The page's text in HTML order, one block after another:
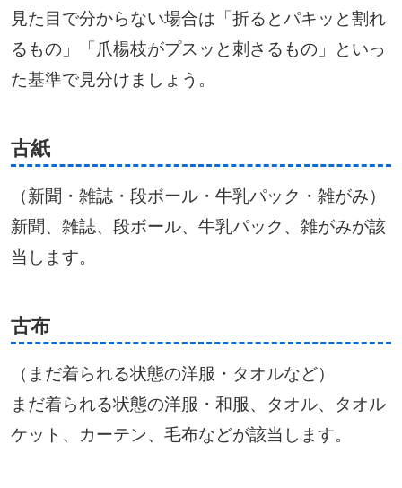
見た目で分からない場合は「折るとパキッと割れ
るもの」「爪楊枝がプスッと刺さるもの」といっ
た基準で見分けましょう。
古紙
（新聞・雑誌・段ボール・牛乳パック・雑がみ）
新聞、雑誌、段ボール、牛乳パック、雑がみが該
当します。
古布
（まだ着られる状態の洋服・タオルなど）
まだ着られる状態の洋服・和服、タオル、タオル
ケット、カーテン、毛布などが該当します。